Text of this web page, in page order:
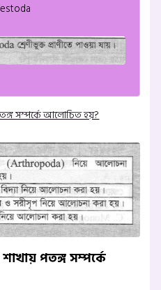
সম্পর্কে আলোচিত হয়?
পতঙ্গ সম্পর্কে